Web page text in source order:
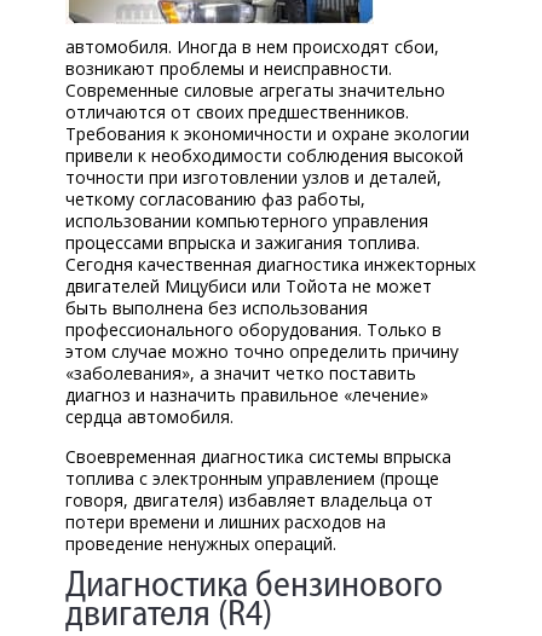
Ремонт и ТО
Кузовной ремонт
Диагностика
Сход-развал
Эвакуатор
Автострахование
Аквапринт
Автохимия
Масло Lubrex
КОРП.КЛИЕНТАМ
ЦЕНЫ
ЗАПЧАСТИ
ОТЗЫВЫ
КОНТАКТЫ
ЗАПИСЬ НА СЕРВИС
ЗАДАТЬ ВОПРОС
автомобиля. Иногда в нем происходят сбои,
возникают проблемы и неисправности.
Современные силовые агрегаты значительно
отличаются от своих предшественников.
Требования к экономичности и охране экологии
привели к необходимости соблюдения высокой
точности при изготовлении узлов и деталей,
четкому согласованию фаз работы,
использовании компьютерного управления
процессами впрыска и зажигания топлива.
Сегодня качественная диагностика инжекторных
двигателей Мицубиси или Тойота не может
быть выполнена без использования
профессионального оборудования. Только в
этом случае можно точно определить причину
«заболевания», а значит четко поставить
диагноз и назначить правильное «лечение»
сердца автомобиля.
Своевременная диагностика системы впрыска
топлива с электронным управлением (проще
говоря, двигателя) избавляет владельца от
потери времени и лишних расходов на
проведение ненужных операций.
Диагностика бензинового
двигателя (R4)